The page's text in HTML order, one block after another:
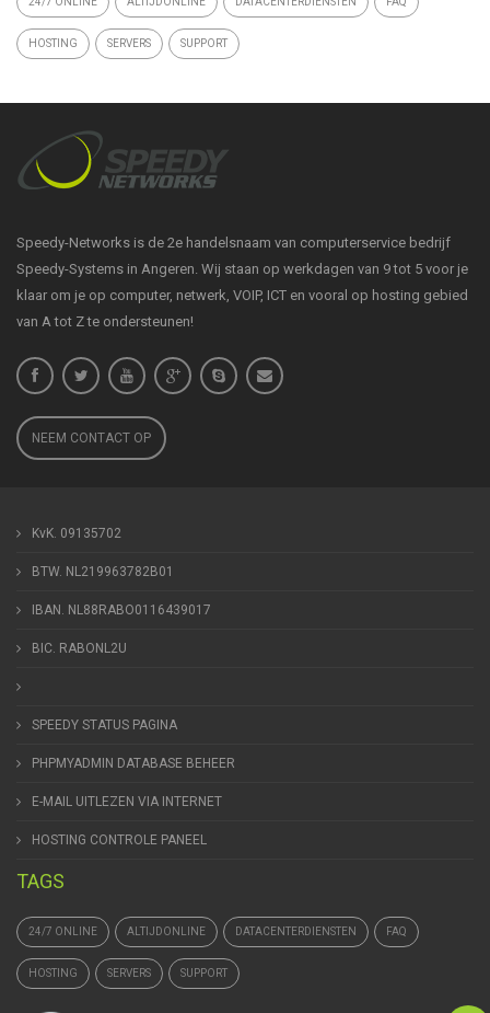
HOSTING SERVERS SUPPORT
Speedy-Networks is de 2e handelsnaam van computerservice bedrijf
Speedy-Systems in Angeren. Wij staan op werkdagen van 9 tot 5 voor je
klaar om je op computer, netwerk, VOIP, ICT en vooral op hosting gebied
van A tot Z te ondersteunen!
NEEM CONTACT OP
KvK. 09135702
BTW. NL219963782B01
IBAN. NL88RABO0116439017
BIC. RABONL2U
SPEEDY STATUS PAGINA
PHPMYADMIN DATABASE BEHEER
E-MAIL UITLEZEN VIA INTERNET
HOSTING CONTROLE PANEEL
TAGS
24/7 ONLINE ALTIJDONLINE DATACENTERDIENSTEN FAQ
HOSTING SERVERS SUPPORT